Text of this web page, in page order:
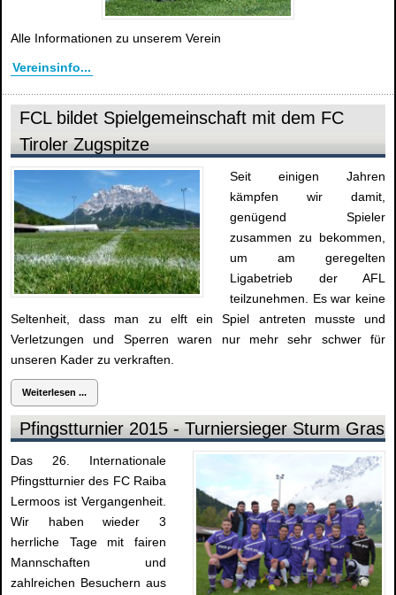
Alle Informationen zu unserem Verein
Vereinsinfo...
FCL bildet Spielgemeinschaft mit dem FC
Tiroler Zugspitze
Seit einigen Jahren
kämpfen wir damit,
genügend Spieler
zusammen zu bekommen,
um am geregelten
Ligabetrieb der AFL
teilzunehmen. Es war keine
Seltenheit, dass man zu elft ein Spiel antreten musste und
Verletzungen und Sperren waren nur mehr sehr schwer für
unseren Kader zu verkraften.
Weiterlesen ...
Pfingstturnier 2015 - Turniersieger Sturm Gras
Das 26. Internationale
Pfingstturnier des FC Raiba
Lermoos ist Vergangenheit.
Wir haben wieder 3
herrliche Tage mit fairen
Mannschaften und
zahlreichen Besuchern aus